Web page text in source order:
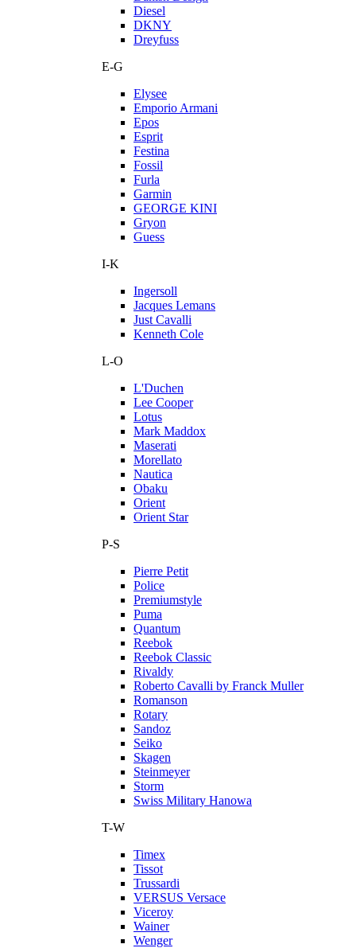
Diesel
DKNY
Dreyfuss
E-G
Elysee
Emporio Armani
Epos
Esprit
Festina
Fossil
Furla
Garmin
GEORGE KINI
Gryon
Guess
I-K
Ingersoll
Jacques Lemans
Just Cavalli
Kenneth Cole
L-O
L'Duchen
Lee Cooper
Lotus
Mark Maddox
Maserati
Morellato
Nautica
Obaku
Orient
Orient Star
P-S
Pierre Petit
Police
Premiumstyle
Puma
Quantum
Reebok
Reebok Classic
Rivaldy
Roberto Cavalli by Franck Muller
Romanson
Rotary
Sandoz
Seiko
Skagen
Steinmeyer
Storm
Swiss Military Hanowa
T-W
Timex
Tissot
Trussardi
VERSUS Versace
Viceroy
Wainer
Wenger